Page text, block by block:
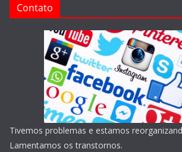
Contato
Tivemos problemas e estamos
Lamentamos os transtornos.